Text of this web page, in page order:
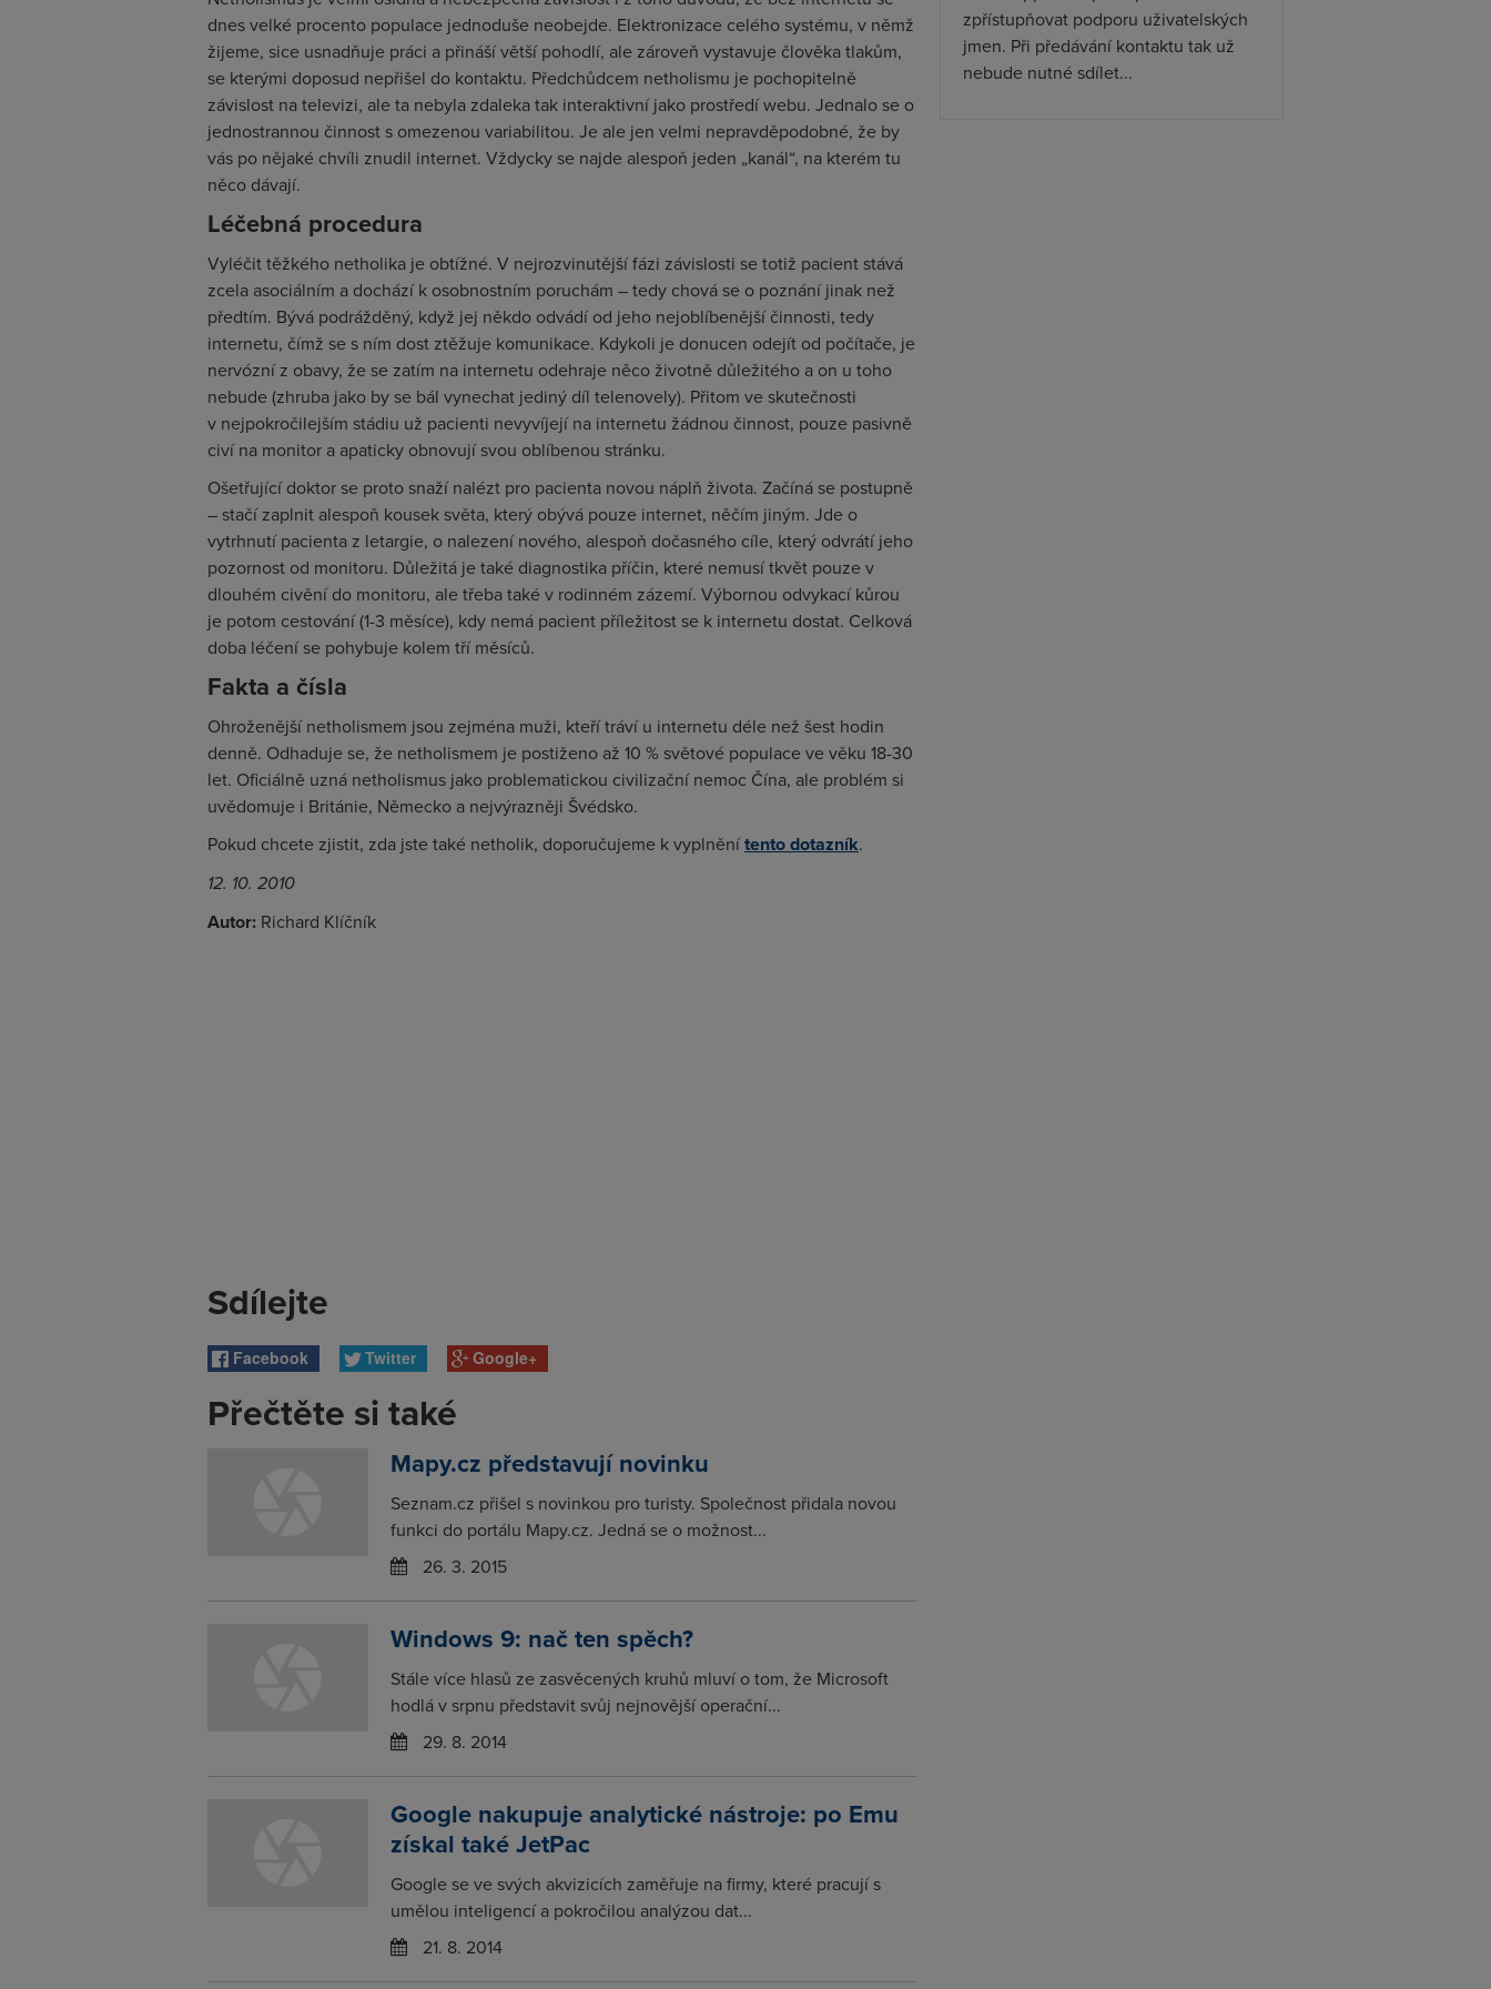
dnes velké procento populace jednoduše neobejde. Elektronizace celého systému, v němž
žijeme, sice usnadňuje práci a přináší větší pohodlí, ale zároveň vystavuje člověka tlakům,
se kterými doposud nepřišel do kontaktu. Předchůdcem netholismu je pochopitelně
závislost na televizi, ale ta nebyla zdaleka tak interaktivní jako prostředí webu. Jednalo se o
jednostrannou činnost s omezenou variabilitou. Je ale jen velmi nepravděpodobné, že by
vás po nějaké chvíli znudil internet. Vždycky se najde alespoň jeden „kanál“, na kterém tu
něco dávají.
Léčebná procedura
Vyléčit těžkého netholika je obtížné. V nejrozvinutější fázi závislosti se totiž pacient stává
zcela asociálním a dochází k osobnostním poruchám – tedy chová se o poznání jinak než
předtím. Bývá podrážděný, když jej někdo odvádí od jeho nejoblíbenější činnosti, tedy
internetu, čímž se s ním dost ztěžuje komunikace. Kdykoli je donucen odejít od počítače, je
nervózní z obavy, že se zatím na internetu odehraje něco životně důležitého a on u toho
nebude (zhruba jako by se bál vynechat jediný díl telenovely). Přitom ve skutečnosti
v nejpokročilejším stádiu už pacienti nevyvíjejí na internetu žádnou činnost, pouze pasivně
civí na monitor a apaticky obnovují svou oblíbenou stránku.
Ošetřující doktor se proto snaží nalézt pro pacienta novou náplň života. Začíná se postupně
– stačí zaplnit alespoň kousek světa, který obývá pouze internet, něčím jiným. Jde o
vytrhnutí pacienta z letargie, o nalezení nového, alespoň dočasného cíle, který odvrátí jeho
pozornost od monitoru. Důležitá je také diagnostika příčin, které nemusí tkvět pouze v
dlouhém civění do monitoru, ale třeba také v rodinném zázemí. Výbornou odvykací kůrou
je potom cestování (1-3 měsíce), kdy nemá pacient příležitost se k internetu dostat. Celková
doba léčení se pohybuje kolem tří měsíců.
Fakta a čísla
Ohroženější netholismem jsou zejména muži, kteří tráví u internetu déle než šest hodin
denně. Odhaduje se, že netholismem je postiženo až 10 % světové populace ve věku 18-30
let. Oficiálně uzná netholismus jako problematickou civilizační nemoc Čína, ale problém si
uvědomuje i Británie, Německo a nejvýrazněji Švédsko.
Pokud chcete zjistit, zda jste také netholik, doporučujeme k vyplněnítento dotazník.
12. 10. 2010
Autor: Richard Klíčník
Sdílejte
Facebook Twitter Google+
Přečtěte si také
Mapy.cz představují novinku
Seznam.cz přišel s novinkou pro turisty. Společnost přidala novou
funkci do portálu Mapy.cz. Jedná se o možnost...
26. 3. 2015
Windows 9: nač ten spěch?
Stále více hlasů ze zasvěcených kruhů mluví o tom, že Microsoft
hodlá v srpnu představit svůj nejnovější operační...
29. 8. 2014
Google nakupuje analytické nástroje: po Emu
získal také JetPac
Google se ve svých akvizicích zaměřuje na firmy, které pracují s
umělou inteligencí a pokročilou analýzou dat...
21. 8. 2014
zpřístupňovat podporu uživatelských
jmen. Při předávání kontaktu tak už
nebude nutné sdílet...